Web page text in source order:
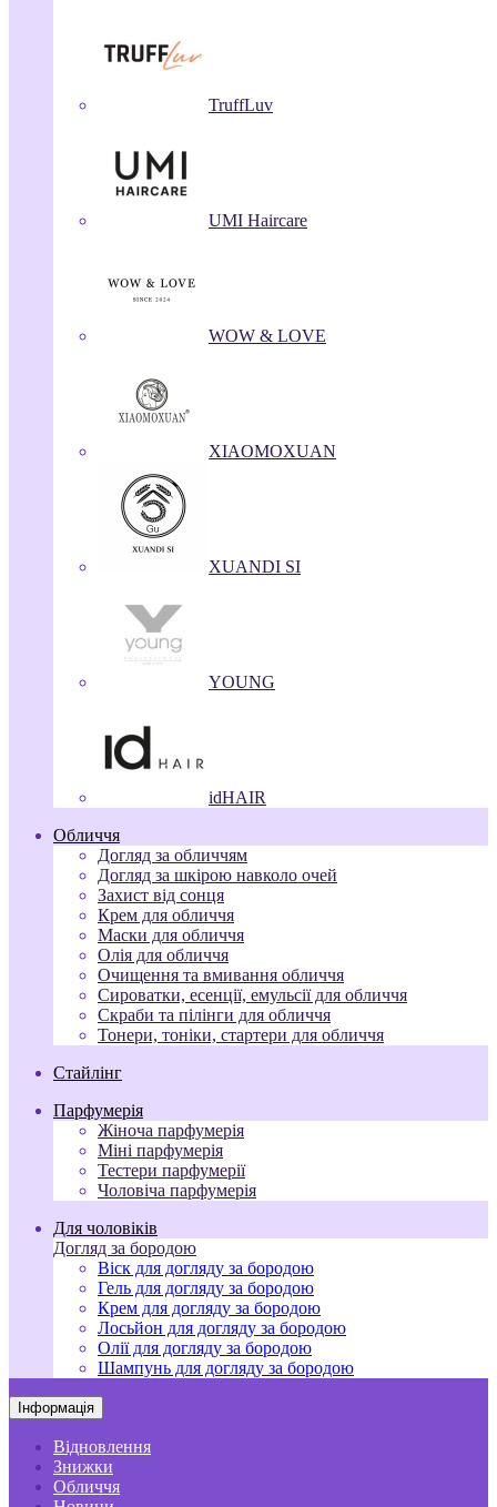
TruffLuv
UMI Haircare
WOW & LOVE
XIAOMOXUAN
XUANDI SI
YOUNG
idHAIR
Обличчя
Догляд за обличчям
Догляд за шкірою навколо очей
Захист від сонця
Крем для обличчя
Маски для обличчя
Олія для обличчя
Очищення та вмивання обличчя
Сироватки, есенції, емульсії для обличчя
Скраби та пілінги для обличчя
Тонери, тоніки, стартери для обличчя
Стайлінг
Парфумерія
Жіноча парфумерія
Міні парфумерія
Тестери парфумерії
Чоловіча парфумерія
Для чоловіків
Догляд за бородою
Віск для догляду за бородою
Гель для догляду за бородою
Крем для догляду за бородою
Лосьйон для догляду за бородою
Олії для догляду за бородою
Шампунь для догляду за бородою
Інформація
Відновлення
Знижки
Обличчя